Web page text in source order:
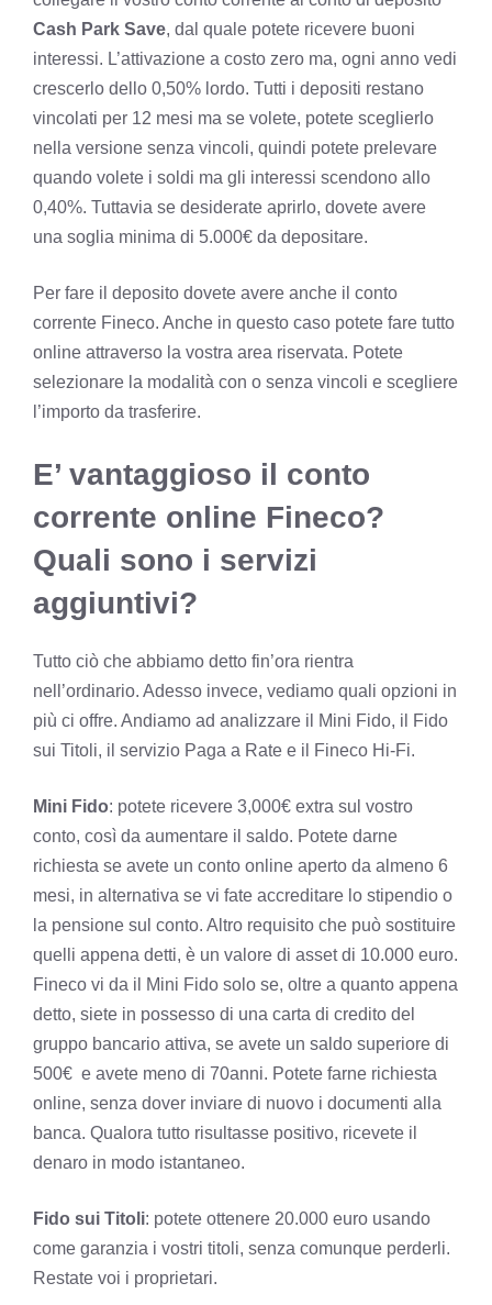
Cash Park Save, dal quale potete ricevere buoni
interessi. L’attivazione a costo zero ma, ogni anno vedi
crescerlo dello 0,50% lordo. Tutti i depositi restano
vincolati per 12 mesi ma se volete, potete sceglierlo
nella versione senza vincoli, quindi potete prelevare
quando volete i soldi ma gli interessi scendono allo
0,40%. Tuttavia se desiderate aprirlo, dovete avere
una soglia minima di 5.000€ da depositare.
Per fare il deposito dovete avere anche il conto
corrente Fineco. Anche in questo caso potete fare tutto
online attraverso la vostra area riservata. Potete
selezionare la modalità con o senza vincoli e scegliere
l’importo da trasferire.
E’ vantaggioso il conto
corrente online Fineco?
Quali sono i servizi
aggiuntivi?
Tutto ciò che abbiamo detto fin’ora rientra
nell’ordinario. Adesso invece, vediamo quali opzioni in
più ci offre. Andiamo ad analizzare il Mini Fido, il Fido
sui Titoli, il servizio Paga a Rate e il Fineco Hi-Fi.
Mini Fido: potete ricevere 3,000€ extra sul vostro
conto, così da aumentare il saldo. Potete darne
richiesta se avete un conto online aperto da almeno 6
mesi, in alternativa se vi fate accreditare lo stipendio o
la pensione sul conto. Altro requisito che può sostituire
quelli appena detti, è un valore di asset di 10.000 euro.
Fineco vi da il Mini Fido solo se, oltre a quanto appena
detto, siete in possesso di una carta di credito del
gruppo bancario attiva, se avete un saldo superiore di
500€ e avete meno di 70anni. Potete farne richiesta
online, senza dover inviare di nuovo i documenti alla
banca. Qualora tutto risultasse positivo, ricevete il
denaro in modo istantaneo.
Fido sui Titoli: potete ottenere 20.000 euro usando
come garanzia i vostri titoli, senza comunque perderli.
Restate voi i proprietari.